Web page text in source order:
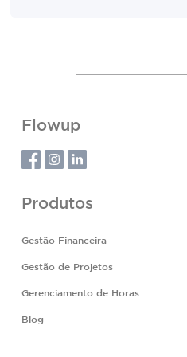
Flowup
Produtos
Gestão Financeira
Gestão de Projetos
Gerenciamento de Horas
Blog